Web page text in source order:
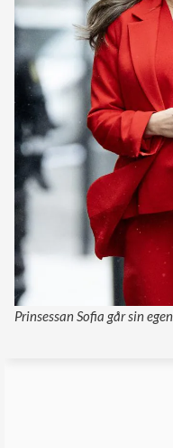
Prinsessan Sofia går sin